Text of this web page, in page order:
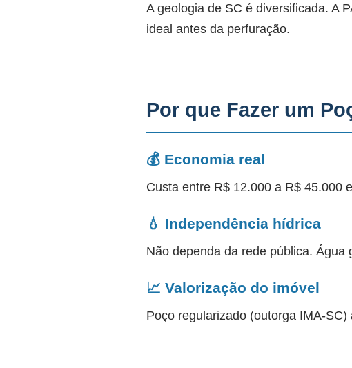
A geologia de SC é diversificada. A
ideal antes da perfuração.
Por que Fazer um
💰 Economia real
Custa entre R$ 12.000 a R$ 45.000
💧 Independência hídrica
Não dependa da rede pública.
📈 Valorização do imóvel
Poço regularizado (outorga IMA-